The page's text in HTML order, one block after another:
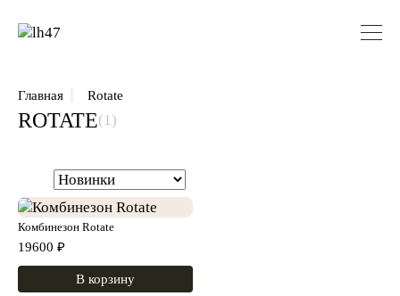
Главная Rotate
ROTATE(1)
Комбинезон Rotate
19600 ₽
В корзину